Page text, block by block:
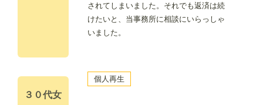
されてしまいました。それでも返済は続
けたいと、当事務所に相談にいらっしゃ
いました。
３０代女
個人再生